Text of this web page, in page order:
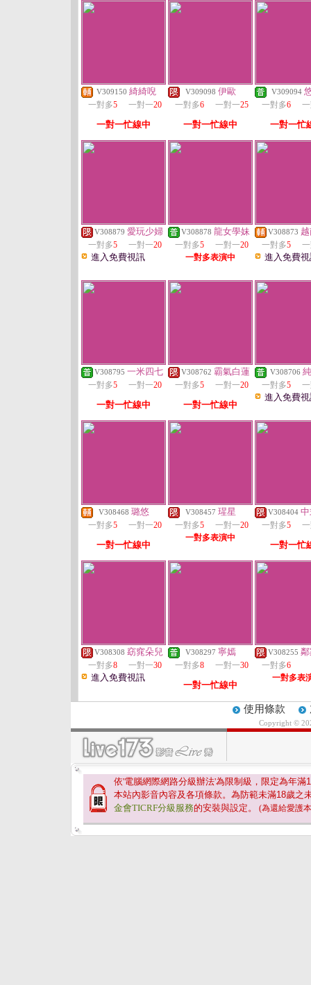
V309150 綺綺唲
一對多5 一對一20
一對一忙線中
V309098 伊歐
一對多6 一對一25
一對一忙線中
V309094
一對多6
一對一忙
V308879 愛玩少婦
一對多5 一對一20
進入免費視訊
V308878 龍女學妹
一對多5 一對一20
一對多表演中
V308873
一對多5
進入免費
V308795 一米四七
一對多5 一對一20
一對一忙線中
V308762 霸氣白蓮
一對多5 一對一20
一對一忙線中
V308706
一對多5
進入免費
V308468 璐悠
一對多5 一對一20
一對一忙線中
V308457 瑆星
一對多5 一對一20
一對多表演中
V308404
一對多5
一對一忙
V308308 窈窕朵兒
一對多8 一對一30
進入免費視訊
V308297 寧嫣
一對多8 一對一30
一對一忙線中
V308255
一對多6
一對多表
使用條款
Copyright ©
依'電腦網際網路分級辦法'為限制級，限定為年滿
本站內影音內容及各項條款。為防範未滿18歲之
金會TICRF分級服務的安裝與設定。 (為還給愛護